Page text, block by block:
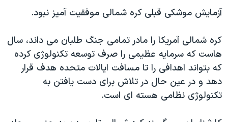
آزمایش موشکی قبلی کره شمالی موفقیت آمیز نبود.
کره شمالی آمریکا را مادر تمامی جنگ طلبان می داند، سال
هاست که سرمایه عظیمی را صرف توسعه تکنولوژی کرده
که بتواند اهدافی را تا مسافت ایالات متحده هدف قرار
دهد و در عین حال در تلاش برای دست یافتن به
تکنولوژی نظامی هسته ای است.